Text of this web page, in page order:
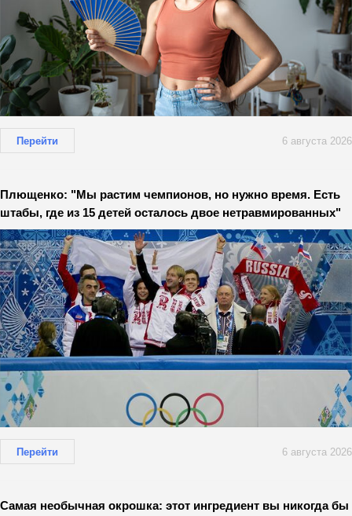
Перейти 6 августа 2026
Плющенко: "Мы растим чемпионов, но нужно время. Есть
штабы, где из 15 детей осталось двое нетравмированных"
Перейти 6 августа 2026
Самая необычная окрошка: этот ингредиент вы никогда бы